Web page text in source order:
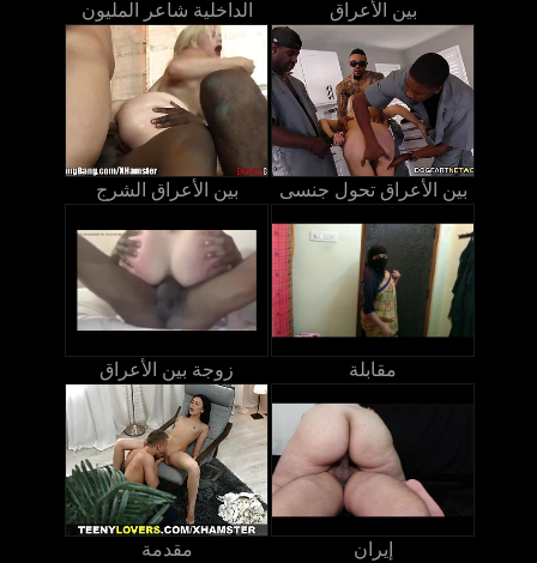
الداخلية شاعر المليون بين الأعراق
بين الأعراق الشرج بين الأعراق تحول جنسى
زوجة بين الأعراق مقابلة
مقدمة إيران